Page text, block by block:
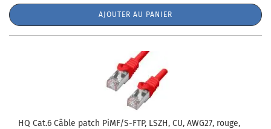
AJOUTER AU PANIER
HQ Cat.6 Câble patch PiMF/S-FTP, LSZH, CU, AWG27, rouge,